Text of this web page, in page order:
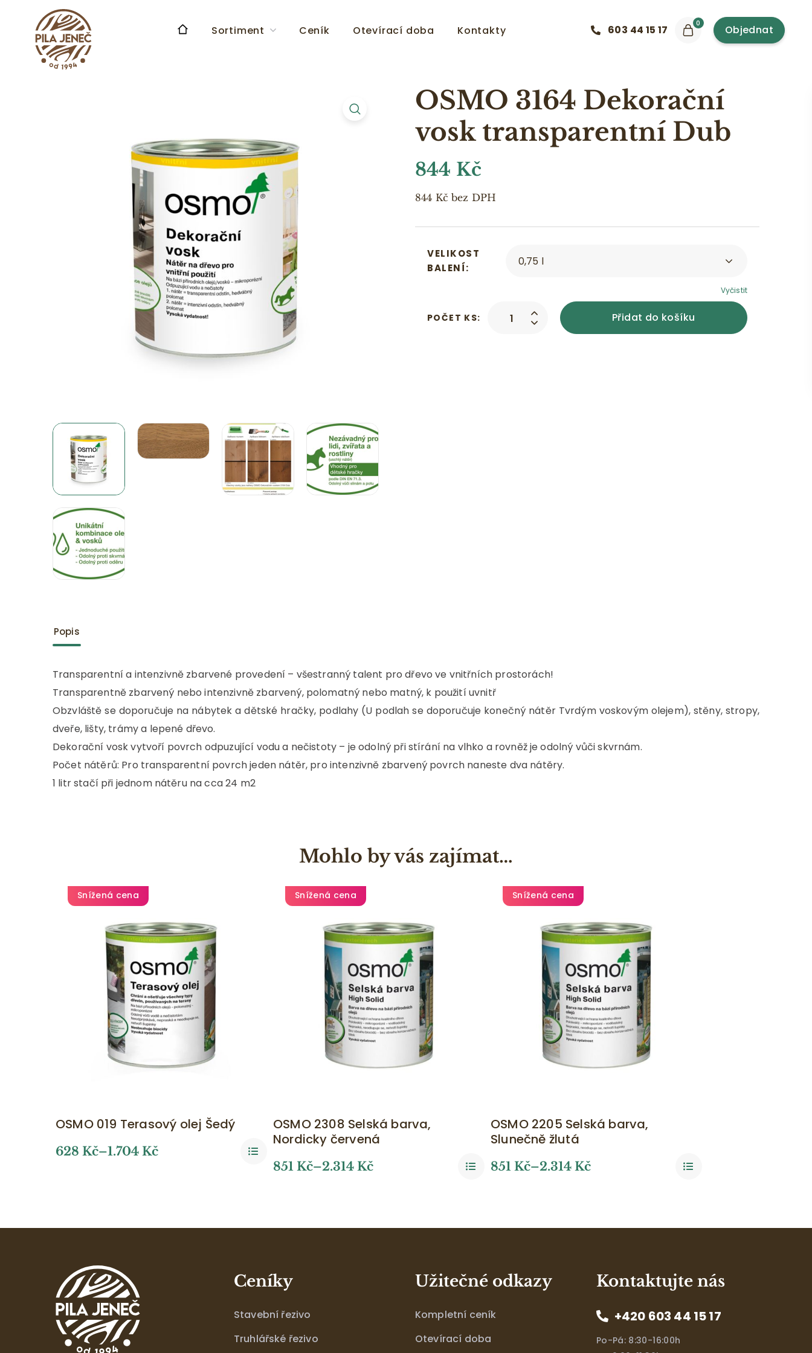
Sortiment Ceník Otevírací doba Kontakty 603 44 15 17 0 Objednat
OSMO 3164 Dekorační
vosk transparentní Dub
844 Kč
844 Kč bez DPH
VELIKOST
BALENÍ
Vyčistit
POČET KS: Přidat do košíku
Popis
Transparentní a intenzivně zbarvené provedení – všestranný talent pro dřevo ve vnitřních prostorách!
Transparentně zbarvený nebo intenzivně zbarvený, polomatný nebo matný, k použití uvnitř
Obzvláště se doporučuje na nábytek a dětské hračky, podlahy (U podlah se doporučuje konečný nátěr Tvrdým voskovým olejem), stěny, stropy,
dveře, lišty, trámy a lepené dřevo.
Dekorační vosk vytvoří povrch odpuzující vodu a nečistoty – je odolný při stírání na vlhko a rovněž je odolný vůči skvrnám.
Počet nátěrů: Pro transparentní povrch jeden nátěr, pro intenzivně zbarvený povrch naneste dva nátěry.
1 litr stačí při jednom nátěru na cca 24 m2
Mohlo by vás zajímat…
Snížená cena
OSMO 019 Terasový olej Šedý
628 Kč–1.704 Kč
Snížená cena
OSMO 2308 Selská barva,
Nordicky červená
851 Kč–2.314 Kč
Snížená cena
OSMO 2205 Selská barva,
Slunečně žlutá
851 Kč–2.314 Kč
Ceníky
Stavební řezivo
Truhlářské řezivo
Užitečné odkazy
Kompletní ceník
Otevírací doba
Kontaktujte nás
+420 603 44 15 17
Po-Pá: 8:30-16:00h